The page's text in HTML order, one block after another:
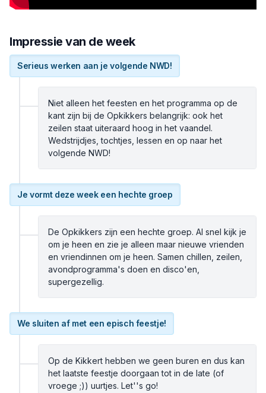
Impressie van de week
Serieus werken aan je volgende NWD!
Niet alleen het feesten en het programma op de
kant zijn bij de Opkikkers belangrijk: ook het
zeilen staat uiteraard hoog in het vaandel.
Wedstrijdjes, tochtjes, lessen en op naar het
volgende NWD!
Je vormt deze week een hechte groep
De Opkikkers zijn een hechte groep. Al snel kijk je
om je heen en zie je alleen maar nieuwe vrienden
en vriendinnen om je heen. Samen chillen, zeilen,
avondprogramma's doen en disco'en,
supergezellig.
We sluiten af met een episch feestje!
Op de Kikkert hebben we geen buren en dus kan
het laatste feestje doorgaan tot in de late (of
vroege ;)) uurtjes. Let''s go!